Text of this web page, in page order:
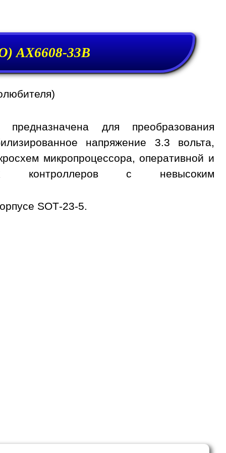
AX6608-33B
предназначена для преобразования
напряжение 3.3 вольта,
микропроцессора, оперативной и
контроллеров с невысоким
SOT-23-5.